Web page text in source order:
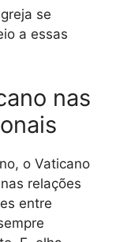
se
a essas
nas
o Vaticano
relações
entre